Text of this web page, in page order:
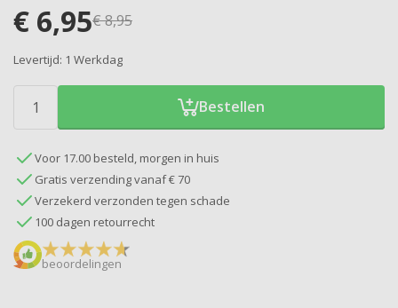
€8,95
€ 6,95
Levertijd: 1 Werkdag
Bestellen
Voor 17.00 besteld, morgen in huis
Gratis verzending vanaf € 70
Verzekerd verzonden tegen schade
100 dagen retourrecht
beoordelingen